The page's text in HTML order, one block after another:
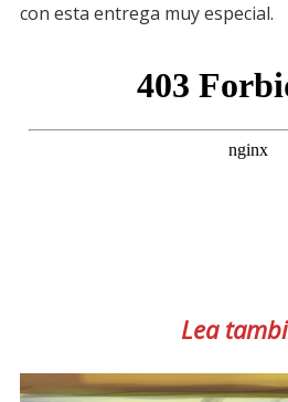
con esta entrega muy especial.
Lea